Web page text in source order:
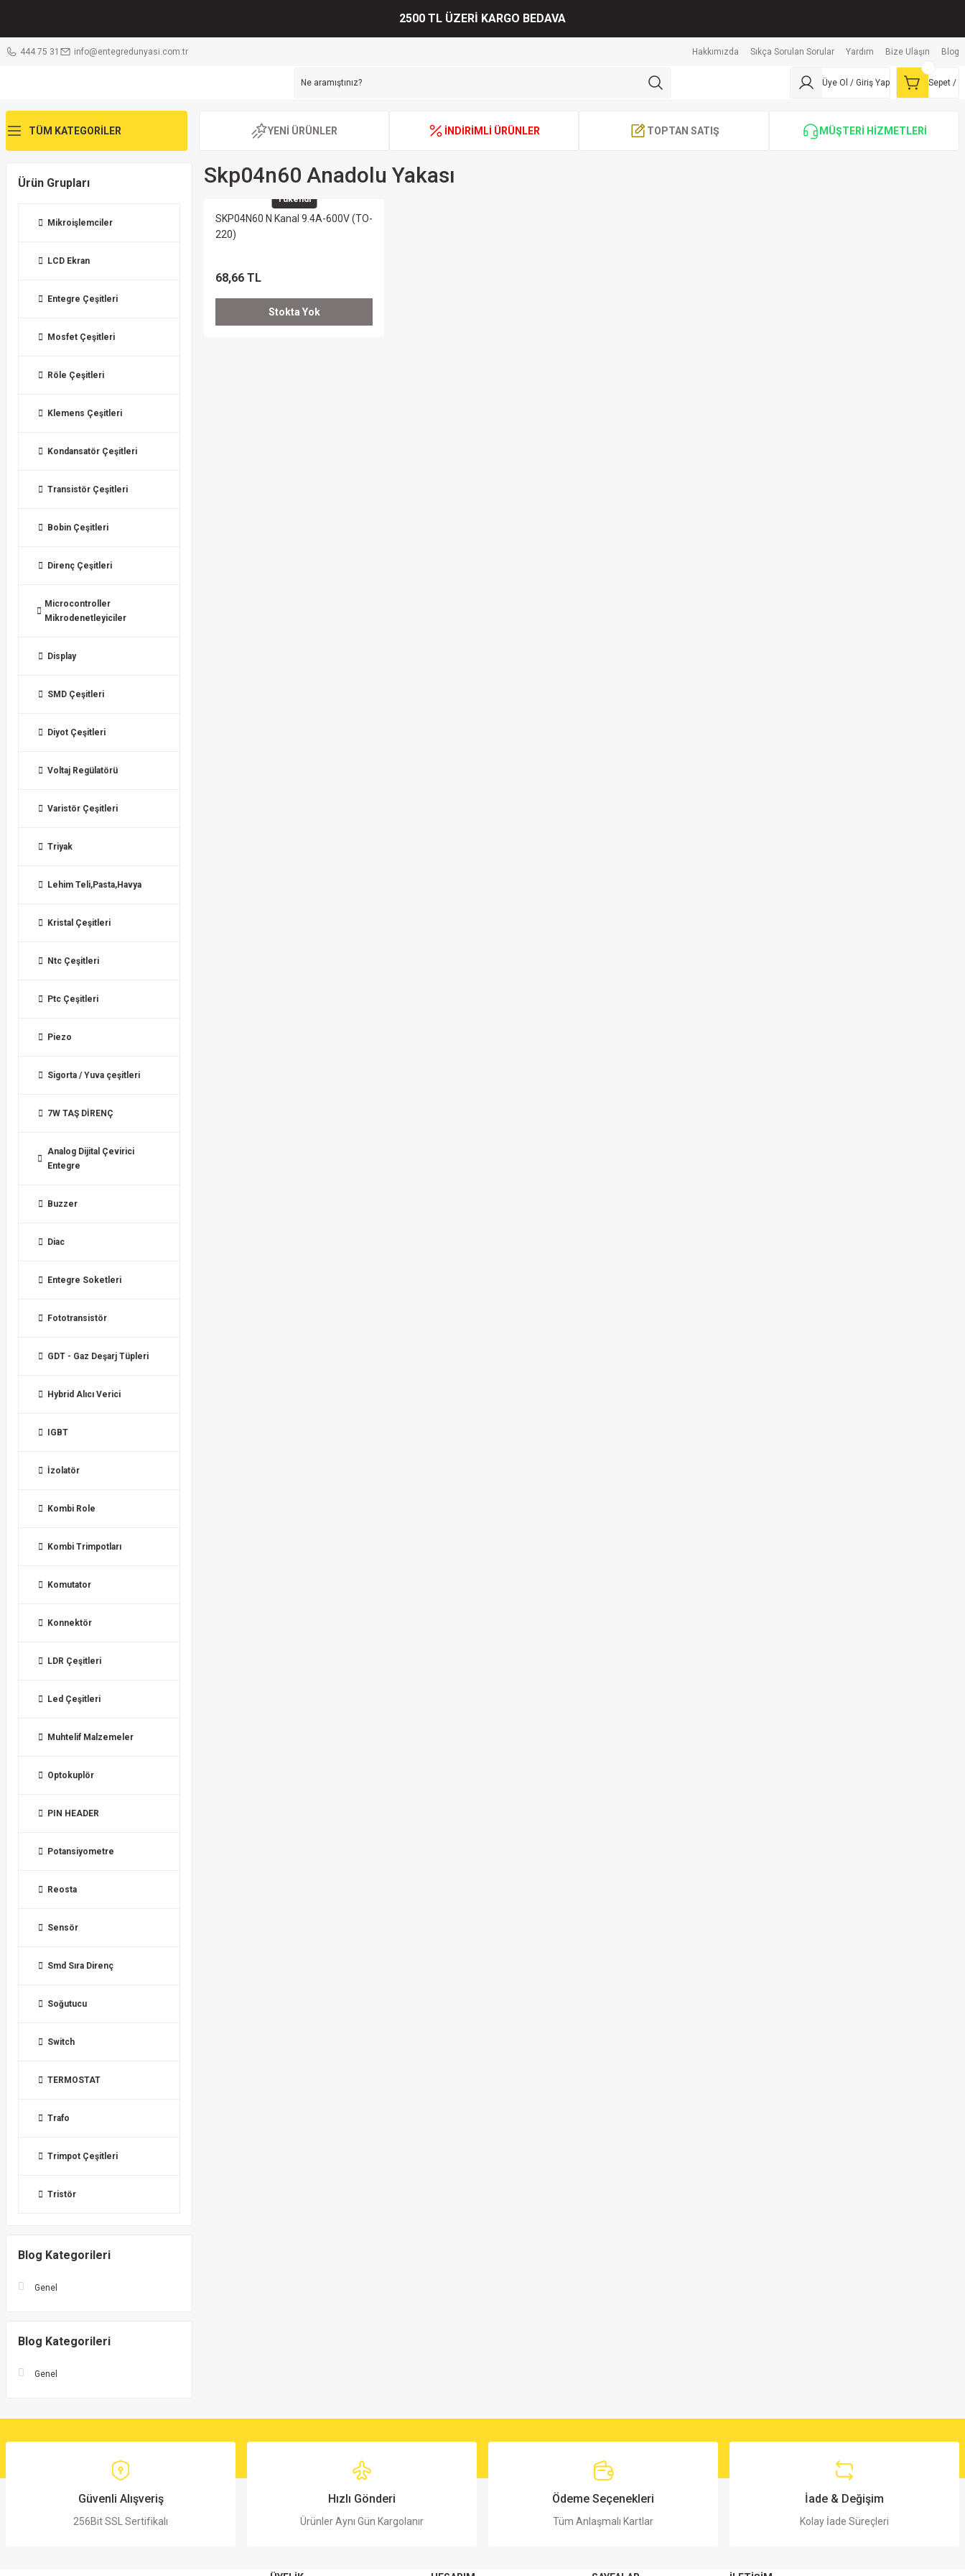
2500 TL ÜZERİ KARGO BEDAVA
444 75 31 info@entegredunyasi.com.tr Hakkımızda Sıkça Sorulan Sorular Yardım Bize Ulaşın Blog
Üye Ol / Giriş Yap Sepet /
TÜM KATEGORİLER YENİ ÜRÜNLER İNDİRİMLİ ÜRÜNLER TOPTAN SATIŞ MÜŞTERİ HİZMETLERİ
Ürün Grupları
Mikroişlemciler
LCD Ekran
Entegre Çeşitleri
Mosfet Çeşitleri
Röle Çeşitleri
Klemens Çeşitleri
Kondansatör Çeşitleri
Transistör Çeşitleri
Bobin Çeşitleri
Direnç Çeşitleri
Microcontroller
Mikrodenetleyiciler
Display
SMD Çeşitleri
Diyot Çeşitleri
Voltaj Regülatörü
Varistör Çeşitleri
Triyak
Lehim Teli,Pasta,Havya
Kristal Çeşitleri
Ntc Çeşitleri
Ptc Çeşitleri
Piezo
Sigorta / Yuva çeşitleri
7W TAŞ DİRENÇ
Analog Dijital Çevirici
Entegre
Buzzer
Diac
Entegre Soketleri
Fototransistör
GDT - Gaz Deşarj Tüpleri
Hybrid Alıcı Verici
IGBT
İzolatör
Kombi Role
Kombi Trimpotları
Komutator
Konnektör
LDR Çeşitleri
Led Çeşitleri
Muhtelif Malzemeler
Optokuplör
PIN HEADER
Potansiyometre
Reosta
Sensör
Smd Sıra Direnç
Soğutucu
Switch
TERMOSTAT
Trafo
Trimpot Çeşitleri
Tristör
Blog Kategorileri
Genel
Blog Kategorileri
Genel
Skp04n60 Anadolu Yakası
Tükendi
SKP04N60 N Kanal 9.4A-600V (TO-
220)
68,66 TL
Stokta Yok
Güvenli Alışveriş
256Bit SSL Sertifikalı
Hızlı Gönderi
Ürünler Aynı Gün Kargolanır
Ödeme Seçenekleri
Tüm Anlaşmalı Kartlar
İade & Değişim
Kolay İade Süreçleri